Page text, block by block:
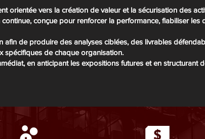
orientée vers la création de valeur et la sécurisation des
conçue pour renforcer la performance, fiabiliser
afin de produire des analyses ciblées, des livrables
spécifiques de chaque organisation.
en anticipant les expositions futures et en structurant